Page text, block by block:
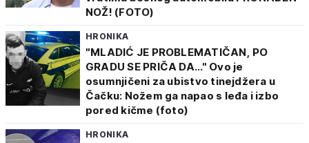
NOŽ! (FOTO)
HRONIKA
"MLADIĆ JE PROBLEMATIČAN, PO
GRADU SE PRIČA DA..." Ovo je
osumnjičeni za ubistvo tinejdžera u
Čačku: Nožem ga napao s leđa i izbo
pored kičme (foto)
HRONIKA